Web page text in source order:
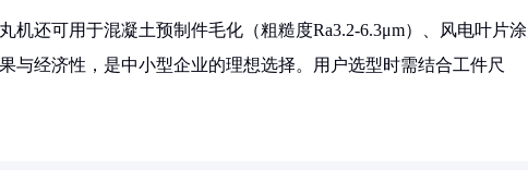
机还可用于混凝土预制件毛化（粗糙度Ra3.2-6.3μm）、风电叶片涂
与经济性，是中小型企业的理想选择。用户选型时需结合工件尺